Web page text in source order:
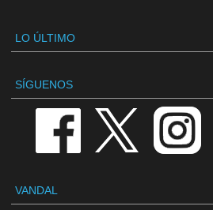
LO ÚLTIMO
SÍGUENOS
VANDAL